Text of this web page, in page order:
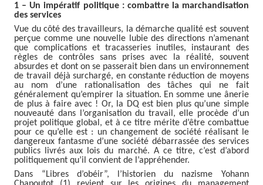
1 – Un impératif politique : combattre la marchandisation
des services
Vue du côté des travailleurs, la démarche qualité est souvent
perçue comme une nouvelle lubie des directions n’amenant
que complications et tracasseries inutiles, instaurant des
règles de contrôles sans prises avec la réalité, souvent
absurdes et dont on se passerait bien dans un environnement
de travail déjà surchargé, en constante réduction de moyens
au nom d’une rationalisation des tâches qui ne fait
généralement qu’empirer la situation. En somme une ânerie
de plus à faire avec ! Or, la DQ est bien plus qu’une simple
nouveauté dans l’organisation du travail, elle procède d’un
projet politique global, et à ce titre mérite d’être combattue
pour ce qu’elle est : un changement de société réalisant le
dangereux fantasme d’une société débarrassée des services
publics livrés aux lois du marché. A ce titre, c’est d’abord
politiquement qu’il convient de l’appréhender.
Dans “Libres d’obéir”, l’historien du nazisme Yohann